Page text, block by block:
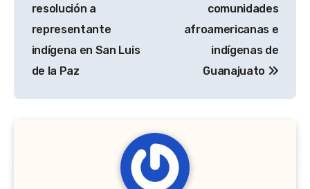
resolución a
representante
indígena en San Luis
de la Paz
comunidades
afroamericanas e
indígenas de
Guanajuato